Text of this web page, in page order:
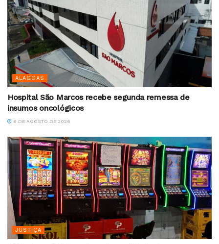
ALAGOAS
Hospital São Marcos recebe segunda remessa de
insumos oncológicos
6 DE AGOSTO DE 2026
JUSTIÇA